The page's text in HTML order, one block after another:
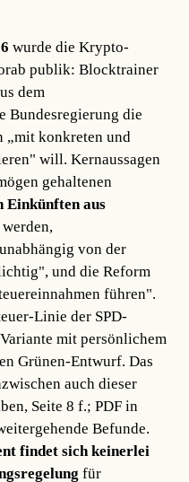
wurde die Krypto-
publik: Blocktrainer
dem
Bundesregierung die
„mit konkreten und
will. Kernaussagen
gehaltenen
Einkünften aus
werden,
von der
und die Reform
führen".
Linie der SPD-
mit persönlichem
Grünen-Entwurf. Das
auch dieser
Seite 8 f.; PDF in
Befunde.
findet sich keinerlei
für